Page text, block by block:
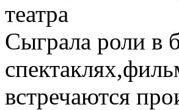
театра
Сыграла роли в
встречаются